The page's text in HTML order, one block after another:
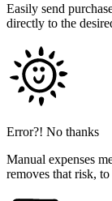
Easily send
directly to the
Error?! No thanks
Manual expenses
removes that risk,